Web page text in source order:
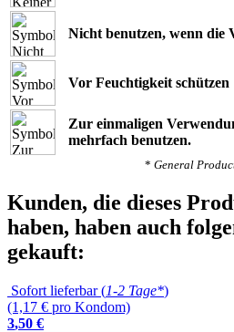
Nicht benutzen, wenn die
Vor Feuchtigkeit schützen
Zur einmaligen
mehrfach benutzen.
* General
Kunden, die dieses
haben, haben auch
gekauft:
Sofort lieferbar (1-2 Tage*)
(1,17 € pro Kondom)
3,50 €